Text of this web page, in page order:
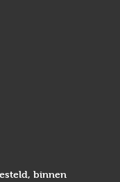
binnen